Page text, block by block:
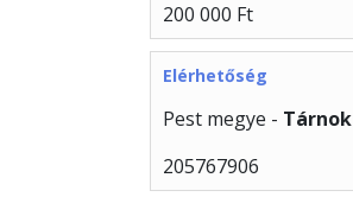
200 000 Ft
Elérhetőség
Pest megye - Tárnok
205767906